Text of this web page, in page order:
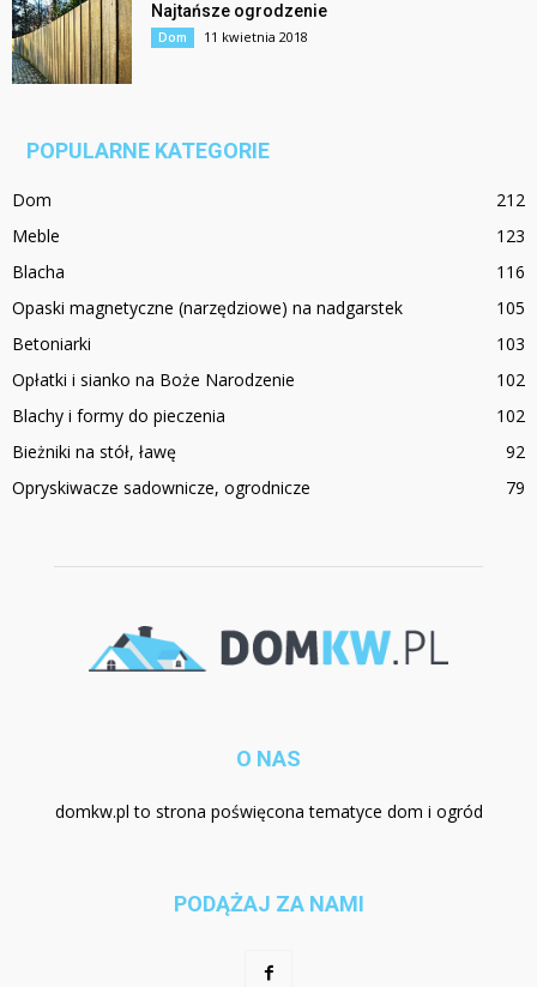
Najtańsze ogrodzenie
Dom 11 kwietnia 2018
POPULARNE KATEGORIE
Dom
212
Meble
123
Blacha
116
Opaski magnetyczne (narzędziowe) na nadgarstek
105
Betoniarki
103
Opłatki i sianko na Boże Narodzenie
102
Blachy i formy do pieczenia
102
Bieżniki na stół, ławę
92
Opryskiwacze sadownicze, ogrodnicze
79
O NAS
domkw.pl to strona poświęcona tematyce dom i ogród
PODĄŻAJ ZA NAMI